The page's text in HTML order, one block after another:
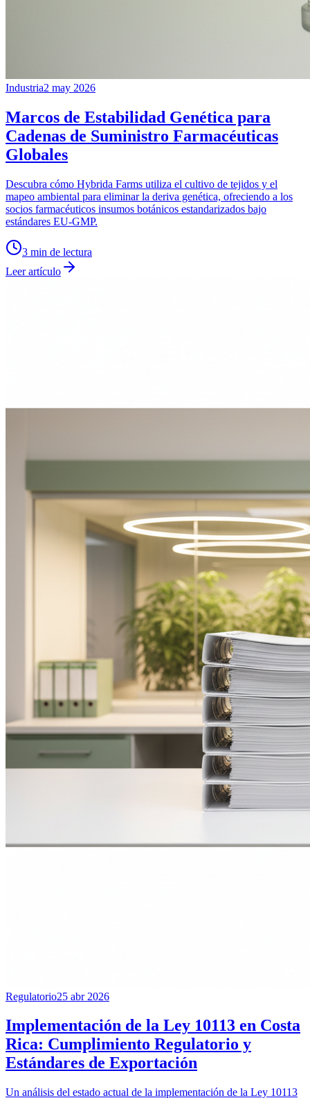
Industria2 may 2026
Marcos de Estabilidad Genética para
Cadenas de Suministro Farmacéuticas
Globales
Descubra cómo Hybrida Farms utiliza el cultivo de tejidos y el
mapeo ambiental para eliminar la deriva genética, ofreciendo a los
socios farmacéuticos insumos botánicos estandarizados bajo
estándares EU-GMP.
3 min de lectura
Leer artículo
Regulatorio25 abr 2026
Implementación de la Ley 10113 en Costa
Rica: Cumplimiento Regulatorio y
Estándares de Exportación
Un análisis del estado actual de la implementación de la Ley 10113